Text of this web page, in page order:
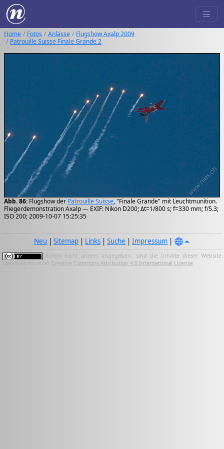
Home Fotos Anlässe
Flugshow Axalp 2009
Patrouille Suisse Finale Grande 2
Abb. 86: Flugshow der Patrouille Suisse, "Finale Grande" mit Leuchtmunition.
Fliegerdemonstration Axalp — EXIF: Nikon D200; Δt=1/800 s; f=330 mm; f/5.3;
ISO 200; 2009-10-07 15:25:35
Neu |Sitemap | Links |Suche |Impressum |
Sofern nicht anders angegeben, sind die Inhalte dieser Website
lizenziert mit einer Creative Commons Attribution 4.0 International License.